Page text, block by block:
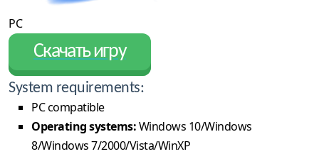
PC
Скачать игру
System requirements:
PC compatible
Operating systems:Windows 10/Windows
8/Windows 7/2000/Vista/WinXP